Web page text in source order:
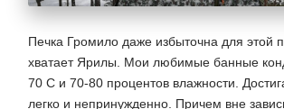
Печка Громило даже избыточна для этой
хватает Ярилы. Мои любимые банные
70 С и 70-80 процентов влажности.
легко и непринужденно. Причем вне